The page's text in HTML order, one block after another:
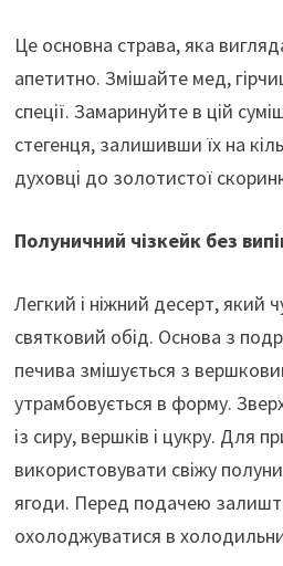
Це основна страва, яка
апетитно. Змішайте мед,
спеції. Замаринуйте в цій
стегенця, залишивши їх на
духовці до золотистої
Полуничний чізкейк без
Легкий і ніжний десерт, який
святковий обід. Основа з
печива змішується з
утрамбовується в форму.
із сиру, вершків і цукру. Для
використовувати свіжу
ягоди. Перед подачею
охолоджуватися в